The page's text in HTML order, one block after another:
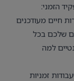
הזמני:
חיים מעודכנים
שלכם בכל
למה
זמניות